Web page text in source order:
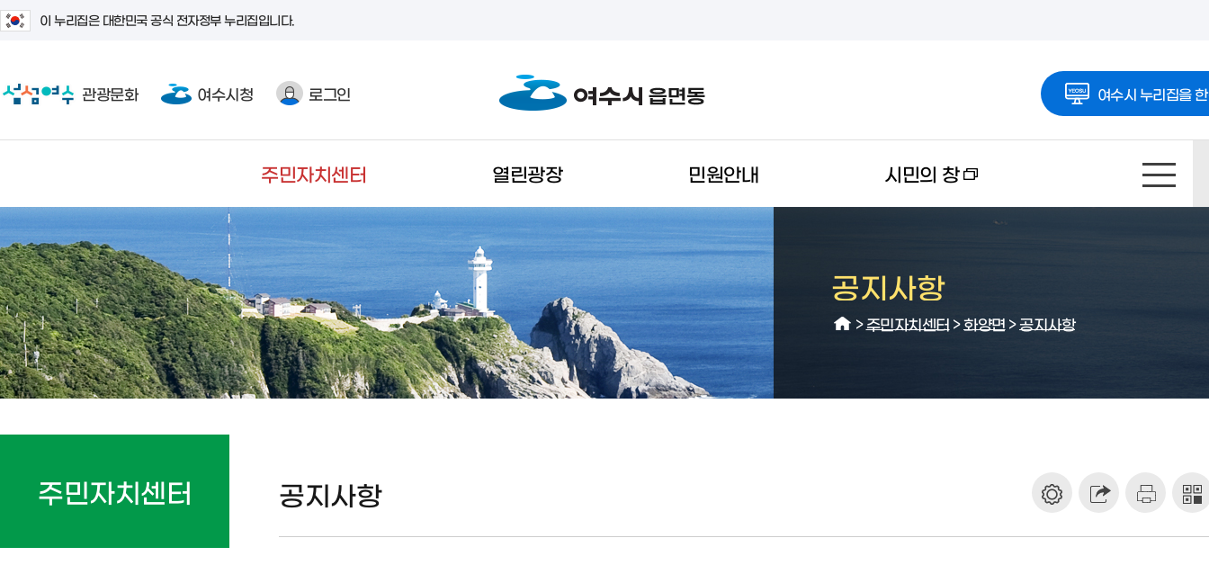
이 누리집은 대한민국 공식 전자정부 누리집입니다.
관광문화 여수시청 로그인 여수시 누리집을
주민자치센터 열린광장 민원안내 시민의 창
공지사항
> 주민자치센터 >화양면 > 공지사항
주민자치센터 공지사항